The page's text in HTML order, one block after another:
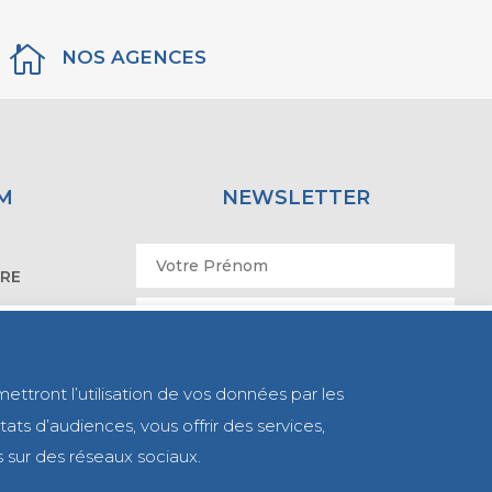
 NOS AGENCES
NEWSLETTER
l’utilisation de vos données par les
d’audiences, vous offrir des services,
des réseaux sociaux.